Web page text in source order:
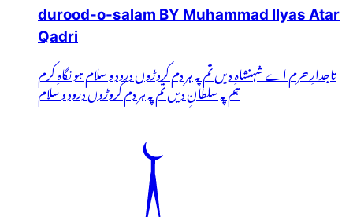
durood-o-salam BY Muhammad Ilyas Atar
Qadri
تاجدارِ حرم اے شہنشاہِ دیں تم پہ ہر دم کروڑوں درود و سلام ہو نگاہِ کرم
ہم پہ سلطانِ دیں تم پہ ہر دم کروڑوں درود و سلام